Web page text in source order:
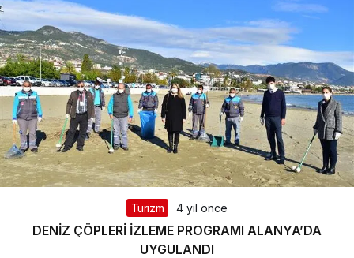
Turizm 4 yıl önce
DENİZ ÇÖPLERİ İZLEME PROGRAMI ALANYA’DA
UYGULANDI